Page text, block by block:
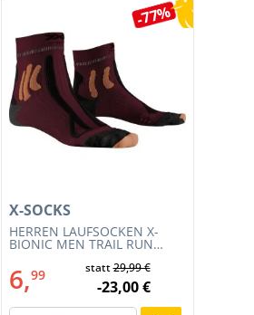
-77%
HERREN LAUFSOCKEN X-
BIONIC MEN TRAIL RUN
R019)
X-SOCKS
6,99 statt29,99 €
-23,00 €